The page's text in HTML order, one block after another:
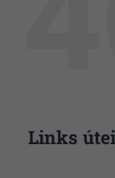
Links